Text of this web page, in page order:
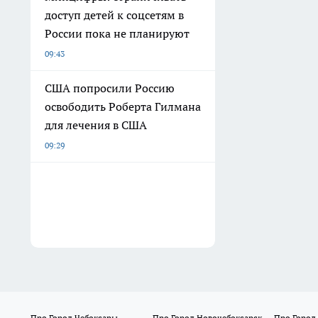
доступ детей к соцсетям в
России пока не планируют
09:43
США попросили Россию
освободить Роберта Гилмана
для лечения в США
09:29